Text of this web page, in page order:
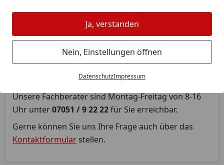
Ja, verstanden
Nein, Einstellungen öffnen
DatenschutzImpressum
0 Artikel gefunden
Diese Kategorie befindet sich derzeit im
Unsere Fachberater sind Montag-Freitag von 8-16
Uhr unter07051 / 9 22 22für Sie erreichbar.
Gerne können Sie uns Ihre Frage auch über das
Kontaktformular stellen.